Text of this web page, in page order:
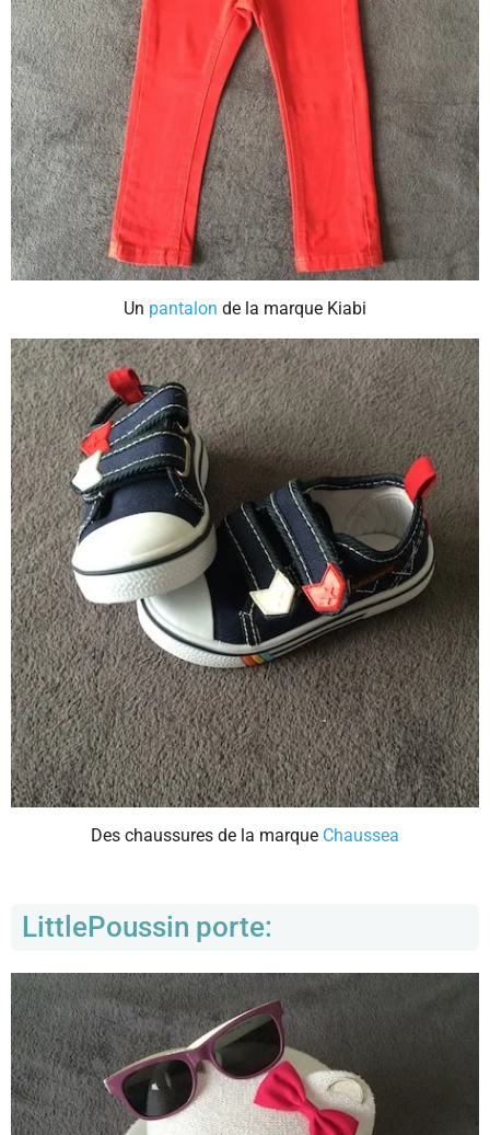
Un pantalon de la marque Kiabi
Des chaussures de la marque Chaussea
LittlePoussin porte: